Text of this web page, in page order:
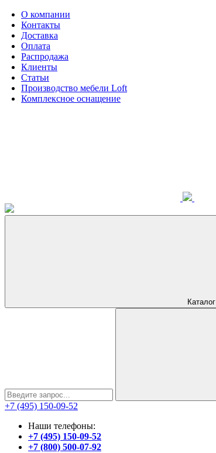
О компании
Контакты
Доставка
Оплата
Распродажа
Клиенты
Статьи
Производство мебели Loft
Комплексное оснащение
Каталог
+7 (495) 150-09-52
Наши телефоны:
+7 (495) 150-09-52
+7 (800) 500-07-92